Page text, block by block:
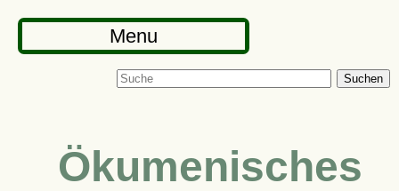
Menu
Suchen
Ökumenisches